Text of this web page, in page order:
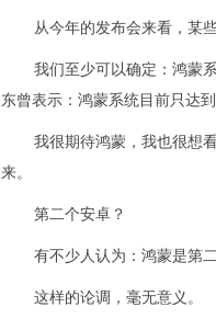
从今年的发布会来看，某
我们至少可以确定：鸿蒙
东曾表示：鸿蒙系统目前只达
我很期待鸿蒙，我也很想
来。
第二个安卓？
有不少人认为：鸿蒙是第
这样的论调，毫无意义。